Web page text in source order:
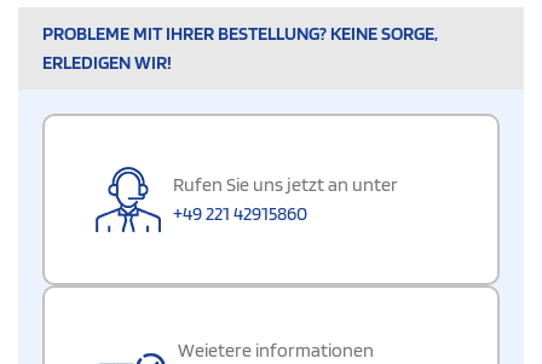
PROBLEME MIT IHRER BESTELLUNG? KEINE SORGE,
ERLEDIGEN WIR!
Rufen Sie uns jetzt an unter
+49 221 42915860
Weietere informationen